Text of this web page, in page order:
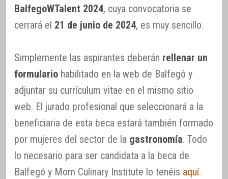
BalfegoWTalent 2024, cuya convocatoria se
cerrará el 21 de junio de 2024, es muy sencillo.
Simplemente las aspirantes deberán rellenar un
formulario habilitado en la web de Balfegó y
adjuntar su currículum vitae en el mismo sitio
web. El jurado profesional que seleccionará a la
beneficiaria de esta beca estará también formado
por mujeres del sector de la gastronomía. Todo
lo necesario para ser candidata a la beca de
Balfegó y Mom Culinary Institute lo tenéis aquí.